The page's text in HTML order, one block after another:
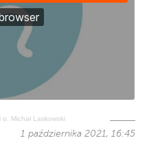
Michał Laskowski
1 października 2021, 16:45